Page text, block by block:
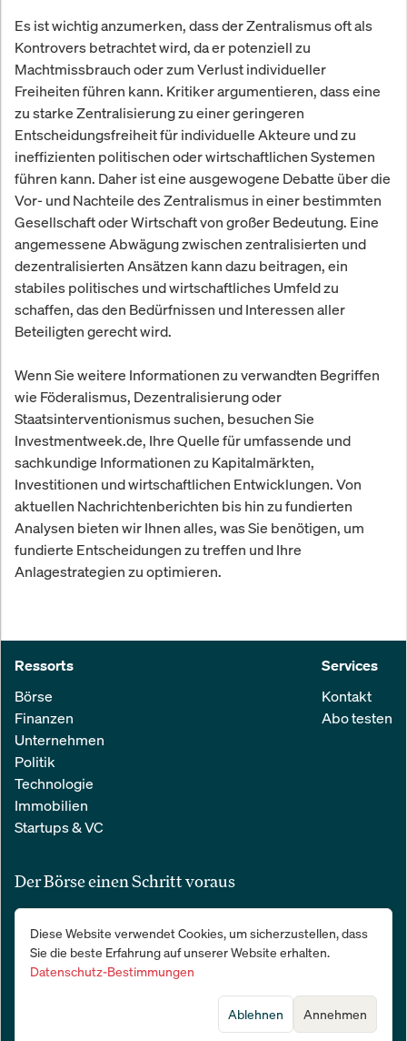
Es ist wichtig anzumerken, dass der Zentralismus oft als
Kontrovers betrachtet wird, da er potenziell zu
Machtmissbrauch oder zum Verlust individueller
Freiheiten führen kann. Kritiker argumentieren, dass eine
zu starke Zentralisierung zu einer geringeren
Entscheidungsfreiheit für individuelle Akteure und zu
ineffizienten politischen oder wirtschaftlichen Systemen
führen kann. Daher ist eine ausgewogene Debatte über die
Vor- und Nachteile des Zentralismus in einer bestimmten
Gesellschaft oder Wirtschaft von großer Bedeutung. Eine
angemessene Abwägung zwischen zentralisierten und
dezentralisierten Ansätzen kann dazu beitragen, ein
stabiles politisches und wirtschaftliches Umfeld zu
schaffen, das den Bedürfnissen und Interessen aller
Beteiligten gerecht wird.
Wenn Sie weitere Informationen zu verwandten Begriffen
wie Föderalismus, Dezentralisierung oder
Staatsinterventionismus suchen, besuchen Sie
Investmentweek.de, Ihre Quelle für umfassende und
sachkundige Informationen zu Kapitalmärkten,
Investitionen und wirtschaftlichen Entwicklungen. Von
aktuellen Nachrichtenberichten bis hin zu fundierten
Analysen bieten wir Ihnen alles, was Sie benötigen, um
fundierte Entscheidungen zu treffen und Ihre
Anlagestrategien zu optimieren.
Ressorts
Börse
Finanzen
Unternehmen
Politik
Technologie
Immobilien
Startups & VC
Services
Kontakt
Abo testen
Der Börse einen Schritt voraus
Alle relevanten Nachrichten aus Wirtschaft und Finanzen in einer
einfachen E-Mail. 100 % kostenlos:
Diese Website verwendet Cookies, um sicherzustellen, dass
Sie die beste Erfahrung auf unserer Website erhalten.
Datenschutz-Bestimmungen
Annehmen
Ablehnen